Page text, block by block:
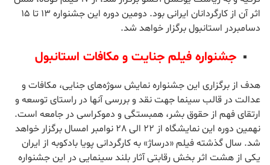
این جشنواره فلیم کوتاه پارسال برای نخستین بار در استانبول و با
حضور گسترده فیلمسازان خارجی برگزار شد. واژه دوستی با توجه به
شرایط کنونی جهان کانون اصلی این جشنواره و دارای سه بخش
اصلی است. سال گذشته 789 اثر از 76 کشور خواهان حضور در آن
شدند. بخش اصلی نخستین دوره این جشنواره به داوری کمال
تبریزی، نجوی نجار فلسطینی، توفیق باشر و سزین آکباش‌اوغلو از
ترکیه و به ریاست یوکسل آکسو برگزار شد، از 17 فیلم کوتاه، شش
دسامبردر استانبول برگزار خواهد شد.
جشنواره فیلم جنایت و مکافات استانبول